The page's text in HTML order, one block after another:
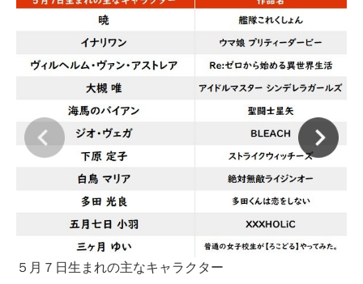
５月７日生まれの主なキャラクター